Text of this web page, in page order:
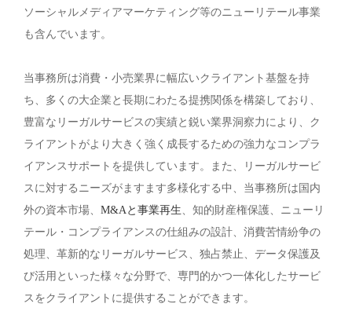
ソーシャルメディアマーケティング等のニューリテール事業
も含んでいます。
当事務所は消費・小売業界に幅広いクライアント基盤を持
ち、多くの大企業と長期にわたる提携関係を構築しており、
豊富なリーガルサービスの実績と鋭い業界洞察力により、ク
ライアントがより大きく強く成長するための強力なコンプラ
イアンスサポートを提供しています。また、リーガルサービ
スに対するニーズがますます多様化する中、当事務所は国内
外の資本市場、 M&Aと事業再生、知的財産権保護、ニューリ
テール・コンプライアンスの仕組みの設計、消費苦情紛争の
処理、革新的なリーガルサービス、独占禁止、データ保護及
び活用といった様々な分野で、専門的かつ一体化したサービ
スをクライアントに提供することができます。